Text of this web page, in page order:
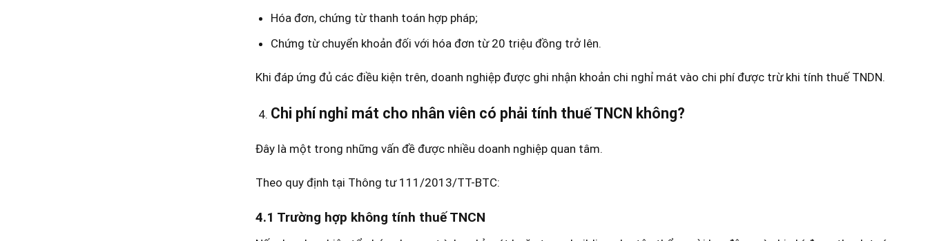
Hóa đơn, chứng từ thanh toán hợp pháp;
Chứng từ chuyển khoản đối với hóa đơn từ 20 triệu đồng trở lên.
Khi đáp ứng đủ các điều kiện trên, doanh nghiệp được ghi nhận khoản chi nghỉ mát vào chi phí được trừ khi tính thuế TNDN.
Chi phí nghỉ mát cho nhân viên có phải tính thuế TNCN không?
Đây là một trong những vấn đề được nhiều doanh nghiệp quan tâm.
Theo quy định tại Thông tư 111/2013/TT-BTC:
4.1 Trường hợp không tính thuế TNCN